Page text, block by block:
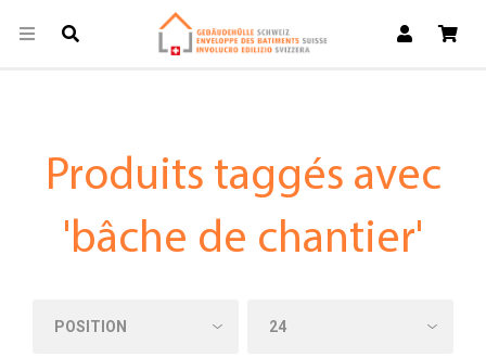
Produits taggés avec
'bâche de chantier'